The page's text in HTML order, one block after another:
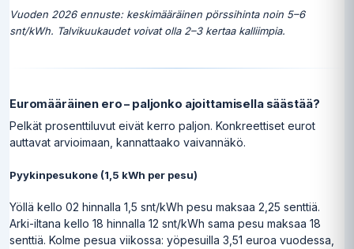
Vuoden 2026 ennuste: keskimääräinen pörssihinta noin 5–6
snt/kWh. Talvikuukaudet voivat olla 2–3 kertaa kalliimpia.
Euromääräinen ero – paljonko ajoittamisella säästää?
Pelkät prosenttiluvut eivät kerro paljon. Konkreettiset eurot
auttavat arvioimaan, kannattaako vaivannäkö.
Pyykinpesukone (1,5 kWh per pesu)
Yöllä kello 02 hinnalla 1,5 snt/kWh pesu maksaa 2,25 senttiä.
Arki-iltana kello 18 hinnalla 12 snt/kWh sama pesu maksaa 18
senttiä. Kolme pesua viikossa: yöpesuilla 3,51 euroa vuodessa,